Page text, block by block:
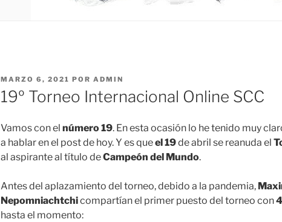
PUBLICADO
EL
MARZO 6, 2021 POR ADMIN
19º Torneo Internacional Online SCC
Vamos con el número 19. En esta ocasión lo he tenido muy
a hablar en el post de hoy. Y es queel 19de abril se reanuda el
al aspirante al título deCampeón del Mundo.
Antes del aplazamiento del torneo, debido a la pandemia,
Nepomniachtchicompartían el primer puesto del torneo con
hasta el momento: